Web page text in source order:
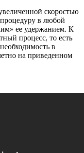
скоростью
в любой
ее удержанием. К
процесс, то есть
в
на приведенном